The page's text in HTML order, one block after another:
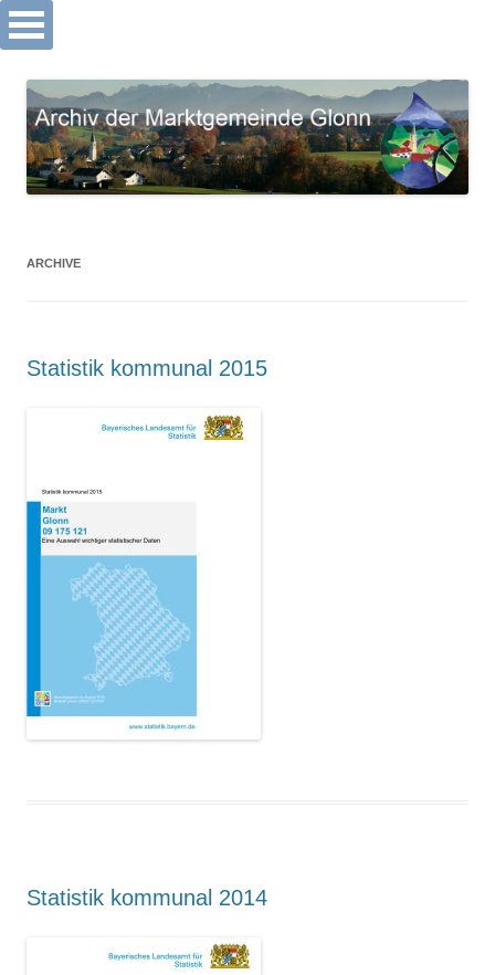
Suchen nach:
Archiv Markt Glonn
zum
Inhalt
ARCHIVE
Statistik kommunal 2015
Statistik kommunal 2014